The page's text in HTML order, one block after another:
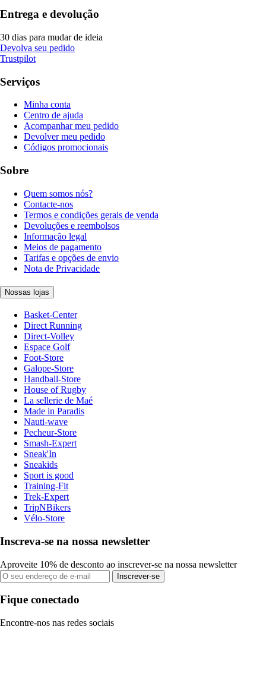
Entrega e devolução
30 dias para mudar de ideia
Devolva seu pedido
Trustpilot
Serviços
Minha conta
Centro de ajuda
Acompanhar meu pedido
Devolver meu pedido
Códigos promocionais
Sobre
Quem somos nós?
Contacte-nos
Termos e condições gerais de venda
Devoluções e reembolsos
Informação legal
Meios de pagamento
Tarifas e opções de envio
Nota de Privacidade
Nossas lojas
Basket-Center
Direct Running
Direct-Volley
Espace Golf
Foot-Store
Galope-Store
Handball-Store
House of Rugby
La sellerie de Maé
Made in Paradis
Nauti-wave
Pecheur-Store
Smash-Expert
Sneak'In
Sneakids
Sport is good
Training-Fit
Trek-Expert
TripNBikers
Vélo-Store
Inscreva-se na nossa newsletter
Aproveite 10% de desconto ao inscrever-se na nossa newsletter
Inscrever-se
Fique conectado
Encontre-nos nas redes sociais